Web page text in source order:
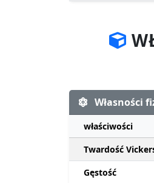
Własności
właściwości
Twardość
Gęstość